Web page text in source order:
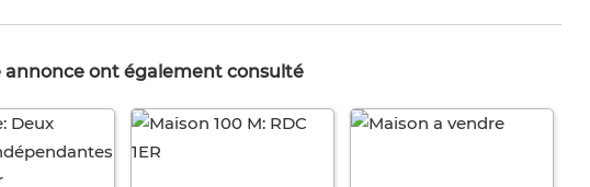
annonce ont également consulté